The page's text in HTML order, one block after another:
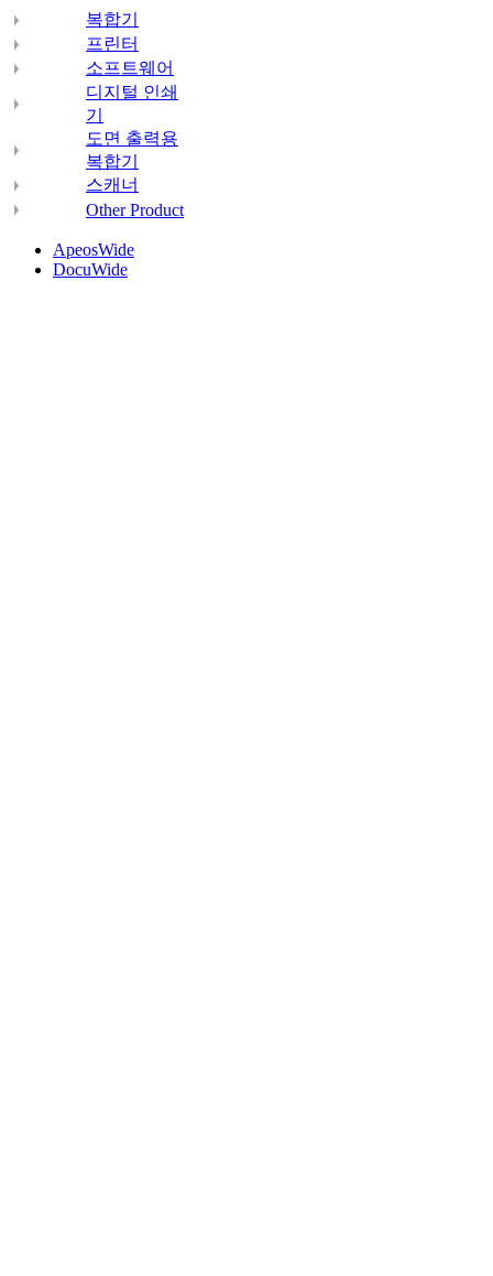
복합기
프린터
소프트웨어
디지털 인쇄
기
도면 출력용
복합기
스캐너
Other Product
ApeosWide
DocuWide